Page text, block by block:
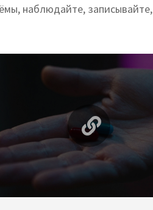
наблюдайте, записывайте,